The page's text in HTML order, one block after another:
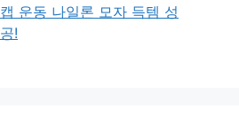
캡 운동 나일론 모자 득템 성
공!